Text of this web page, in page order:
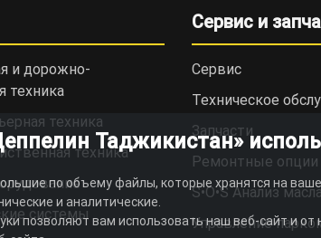
и дорожно-
техника
техника
техника
системы
Сервис и
Сервис
Техническое
Запчасти
Ремонтные опции
S•O•S Анализ
Управление
Таджикистан»
по объему файлы, которые хранятся на
и аналитические.
позволяют вам использовать наш веб-сайт и